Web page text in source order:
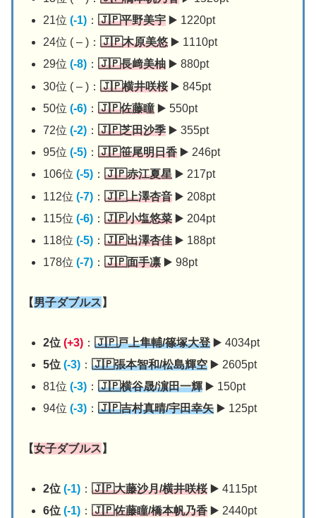
21位 (-1)： 🇯🇵平野美宇▶️ 1220pt
24位 ( – )： 🇯🇵木原美悠▶️ 1110pt
29位 (-8)： 🇯🇵長﨑美柚▶️ 880pt
30位 ( – )： 🇯🇵横井咲桜▶️ 845pt
50位 (-6)： 🇯🇵佐藤瞳▶️ 550pt
72位 (-2)： 🇯🇵芝田沙季▶️ 355pt
95位 (-5)： 🇯🇵笹尾明日香▶️ 246pt
106位 (-5)： 🇯🇵赤江夏星▶️ 217pt
112位 (-7)： 🇯🇵上澤杏音▶️ 208pt
115位 (-6)： 🇯🇵小塩悠菜▶️ 204pt
118位 (-5)： 🇯🇵出澤杏佳▶️ 188pt
178位 (-7)： 🇯🇵面手凛▶️ 98pt
【男子ダブルス 】
2位 (+3)： 🇯🇵戸上隼輔/篠塚大登▶️ 4034pt
5位(-3)： 🇯🇵張本智和/松島輝空▶️ 2605pt
81位 (-3)： 🇯🇵横谷晟/濵田一輝▶️ 150pt
94位 (-3)： 🇯🇵吉村真晴/宇田幸矢▶️ 125pt
【女子ダブルス 】
2位(-1)： 🇯🇵大藤沙月/横井咲桜▶️ 4115pt
6位(-1)： 🇯🇵佐藤瞳/橋本帆乃香▶️ 2440pt